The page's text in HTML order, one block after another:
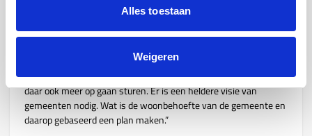
Alles toestaan
Weigeren
Wat kan er op korte termijn wel?
Ton: “Er moet veel meer regie komen op de opdracht die we
doelen en deadlines. Het moet overal veel duidelijker en
transparanter liggen: landelijk, regionaal, en op lokaal niveau. En
daar ook meer op gaan sturen. Er is een heldere visie van
gemeenten nodig. Wat is de woonbehoefte van de gemeente en
daarop gebaseerd een plan maken.”